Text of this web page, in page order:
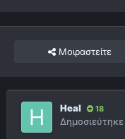
Μοιραστείτε
Heal 18
Δημοσιεύτηκε